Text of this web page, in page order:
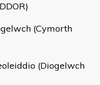
(Cymorth
(Diogelwch